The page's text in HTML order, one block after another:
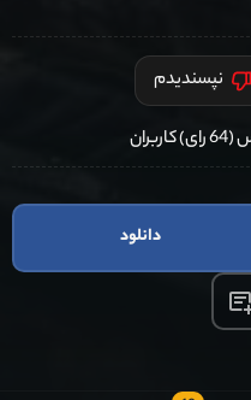
نپسندیدم
دانلود